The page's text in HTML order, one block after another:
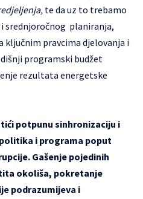
te da uz to trebamo
srednjoročnog planiranja,
ključnim pravcima djelovanja i
programski budžet
rezultata energetske
potpunu sinhronizaciju i
i programa poput
Gašenje pojedinih
okoliša, pokretanje
podrazumijeva i